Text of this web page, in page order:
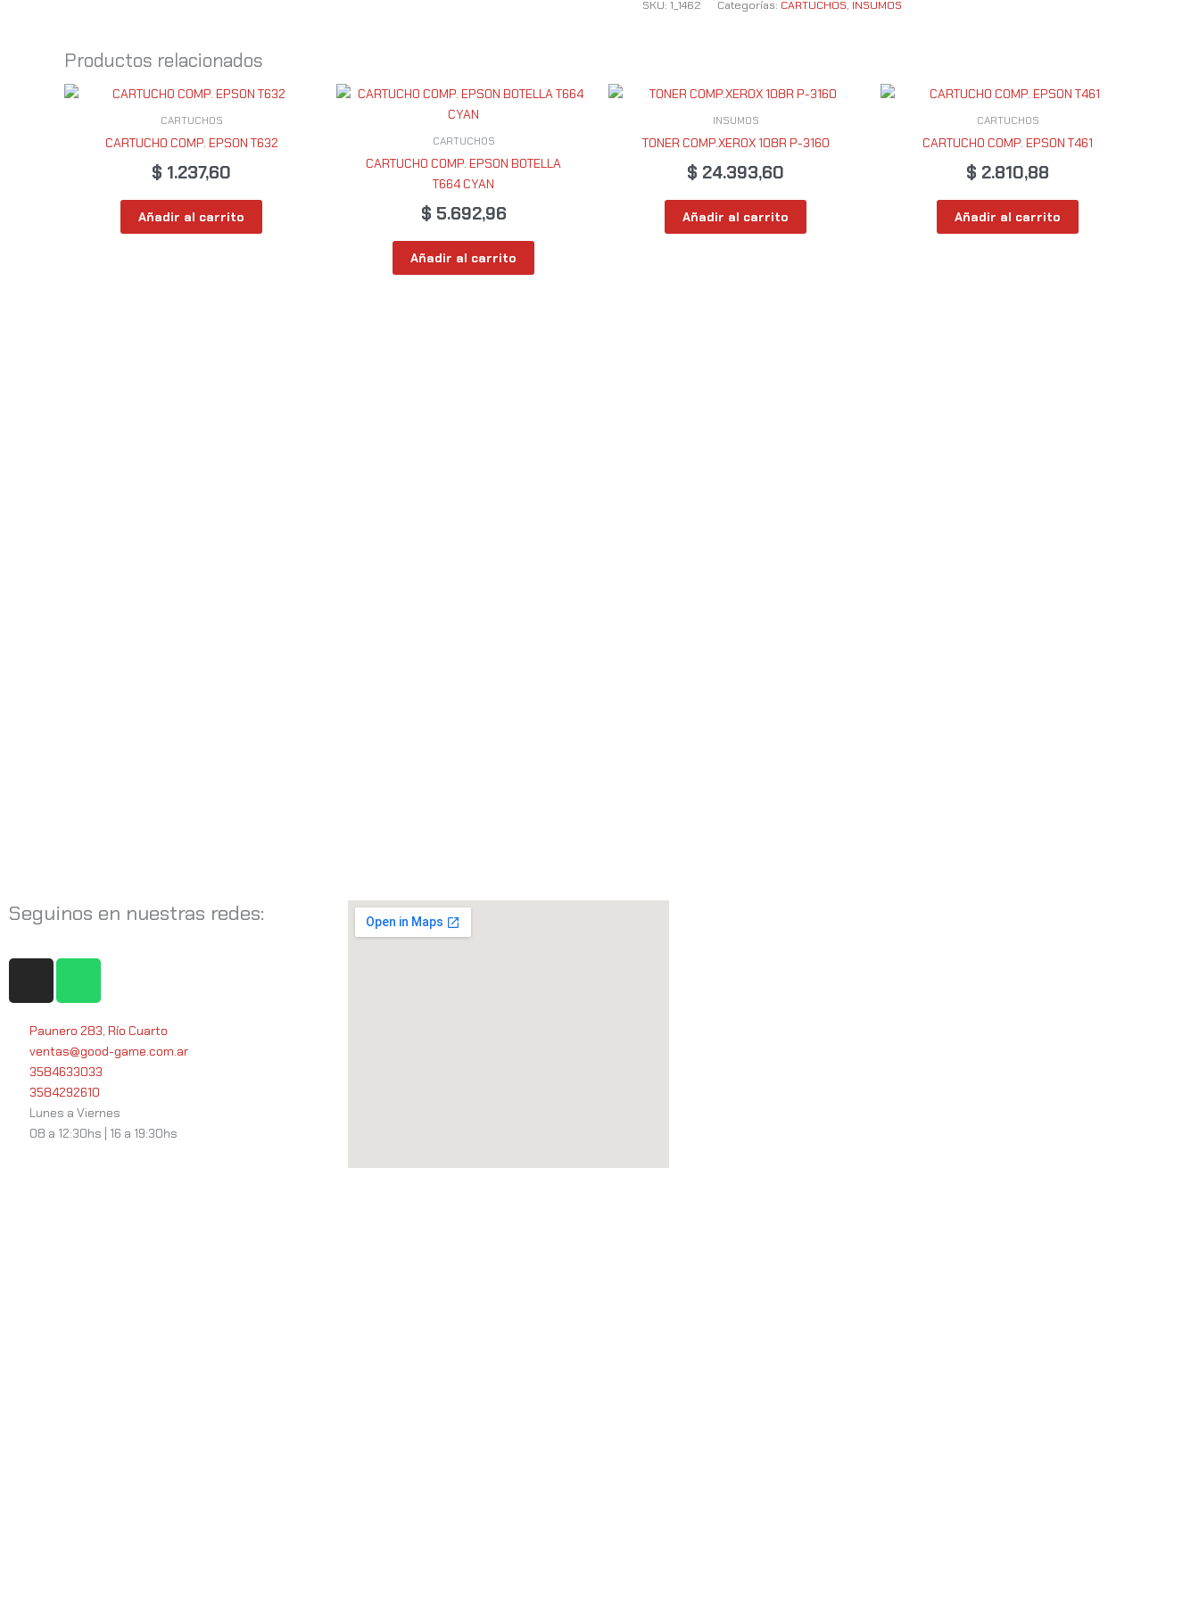
SKU: 1_1462 Categorías: CARTUCHOS, INSUMOS
Productos relacionados
CARTUCHOS
CARTUCHO COMP. EPSON T632
$ 1.237,60
Añadir al carrito
CARTUCHOS
CARTUCHO COMP. EPSON BOTELLA
T664 CYAN
$ 5.692,96
Añadir al carrito
INSUMOS
TONER COMP.XEROX 108R P-3160
$ 24.393,60
Añadir al carrito
CARTUCHOS
CARTUCHO COMP. EPSON T461
$ 2.810,88
Añadir al carrito
Seguinos en nuestras redes:
I
s
t
a
g
r
a
m
W
a
t
s
a
p
p
Paunero 283, Río Cuarto
ventas@good-game.com.ar
3584633033
3584292610
Lunes a Viernes
08 a 12:30hs | 16 a 19:30hs